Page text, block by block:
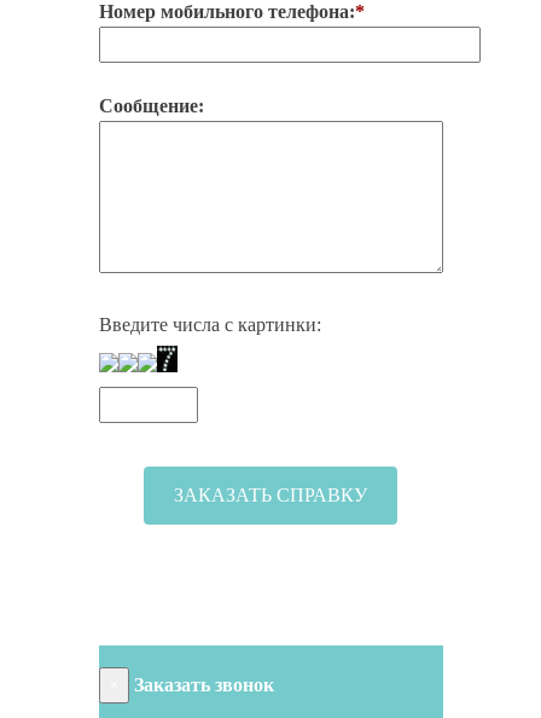
Номер мобильного телефона:*
Сообщение:
Введите числа с картинки:
Заказать звонок